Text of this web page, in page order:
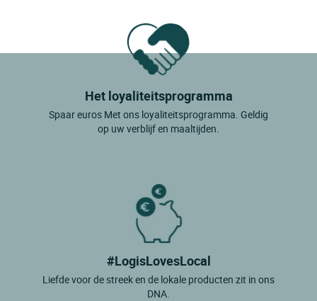
Het loyaliteitsprogramma
Spaar euros Met ons loyaliteitsprogramma. Geldig
op uw verblijf en maaltijden.
#LogisLovesLocal
Liefde voor de streek en de lokale producten zit in ons
DNA.